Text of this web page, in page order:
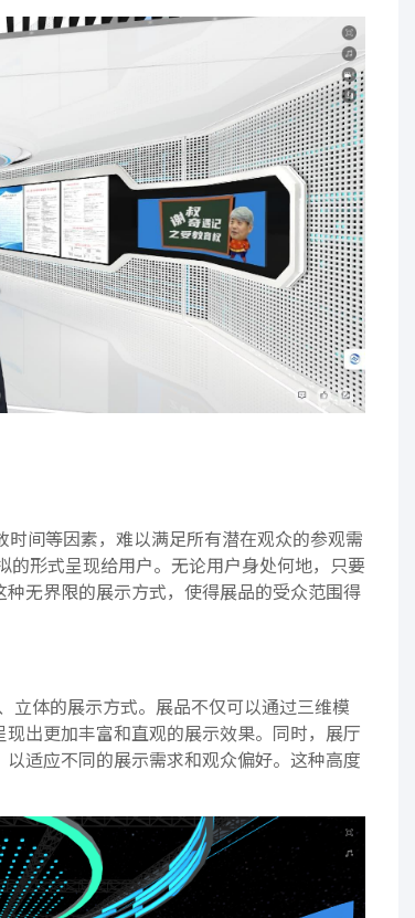
间等因素，难以满足所有潜在观众的参观需
形式呈现给用户。无论用户身处何地，只要
无界限的展示方式，使得展品的受众范围得
体的展示方式。展品不仅可以通过三维模
出更加丰富和直观的展示效果。同时，展厅
适应不同的展示需求和观众偏好。这种高度